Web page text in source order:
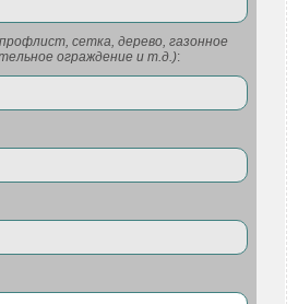
сетка, дерево, газонное
ограждение и т.д.):